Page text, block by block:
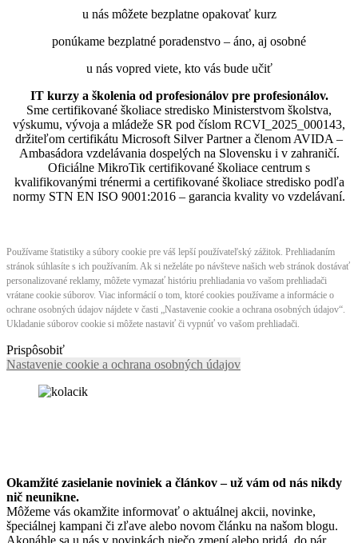
u nás môžete bezplatne opakovať kurz
ponúkame bezplatné poradenstvo – áno, aj osobné
u nás vopred viete, kto vás bude učiť
IT kurzy a školenia od profesionálov pre profesionálov.
Sme certifikované školiace stredisko Ministerstvom školstva,
výskumu, vývoja a mládeže SR pod číslom RCVI_2025_000143,
držiteľom certifikátu Microsoft Silver Partner a členom AVIDA –
Ambasádora vzdelávania dospelých na Slovensku i v zahraničí.​​​​​​​​​​​​​​​​
Oficiálne MikroTik certifikované školiace centrum s
kvalifikovanými trénermi ​​​​​​​​​​a certifikované školiace stredisko podľa
normy STN EN ISO 9001:2016 – garancia kvality vo vzdelávaní.
Používame štatistiky a súbory cookie pre váš lepší používateľský zážitok. Prehliadaním
stránok súhlasíte s ich používaním. Ak si neželáte po návšteve našich web stránok dostávať
personalizované reklamy, môžete vymazať históriu prehliadania vo vašom prehliadači
vrátane cookie súborov. Viac informácií o tom, ktoré cookies používame a informácie o
ochrane osobných údajov nájdete v časti „Nastavenie cookie a ochrana osobných údajov“.
Ukladanie súborov cookie si môžete nastaviť či vypnúť vo vašom prehliadači.
Prispôsobiť
Nastavenie cookie a ochrana osobných údajov
Okamžité zasielanie noviniek a článkov – už vám od nás nikdy
nič neunikne.
Môžeme vás okamžite informovať o aktuálnej akcii, novinke,
špeciálnej kampani či zľave alebo novom článku na našom blogu.